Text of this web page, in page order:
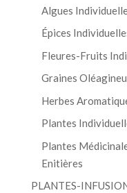
Algues
Épices
Fleures-Fruits
Graines
Herbes
Plantes
Plantes
Enitières
PLANTES-